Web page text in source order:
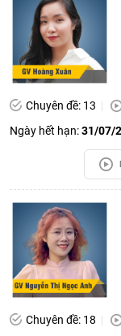
Chuyên đề: 13
Ngày hết hạn:31/07/
Chuyên đề: 18